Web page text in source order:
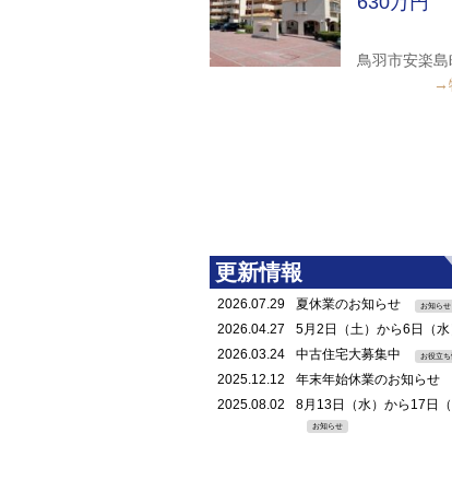
鳥羽市安楽島
→
更新情報
2026.07.29 夏休業のお知らせ お知らせ
2026.04.27 5月2日（土）から6日（水
2026.03.24 中古住宅大募集中 お役立ち
2025.12.12 年末年始休業のお知らせ
2025.08.02 8月13日（水）から17日
お知らせ